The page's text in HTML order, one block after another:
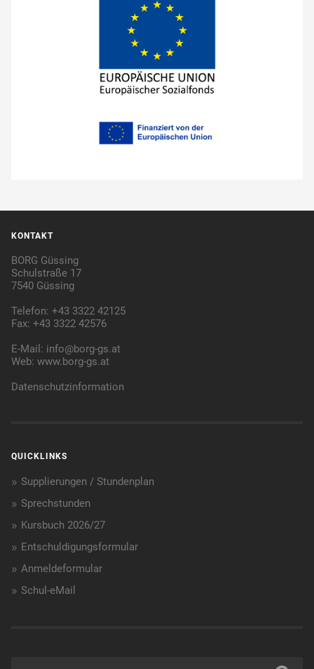
KONTAKT
BORG Güssing
Schulstraße 17
7540 Güssing
Telefon: +43 3322 42125
Fax: +43 3322 42576
E-Mail: info@borg-gs.at
Web:www.borg-gs.at
Datenschutzinformation
QUICKLINKS
Supplierungen / Stundenplan
Sprechstunden
Kursbuch 2026/27
Entschuldigungsformular
Anmeldeformular
Schul-eMail